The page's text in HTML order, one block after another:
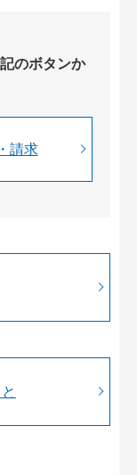
のボタンか
請求